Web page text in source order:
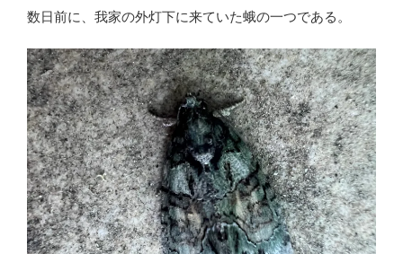
数日前に、我家の外灯下に来ていた蛾の一つである。